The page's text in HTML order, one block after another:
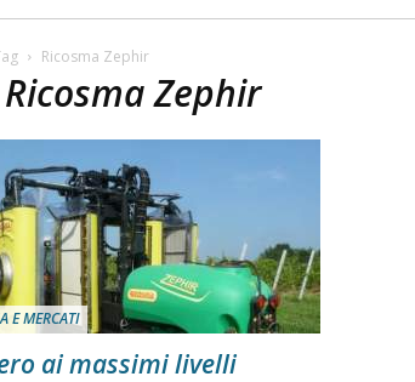
Ricosma Zephir
Ricosma Zephir
E MERCATI
ai massimi livelli